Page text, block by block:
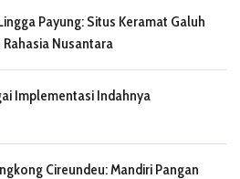
Payung: Situs Keramat Galuh
Nusantara
Implementasi Indahnya
Cireundeu: Mandiri Pangan